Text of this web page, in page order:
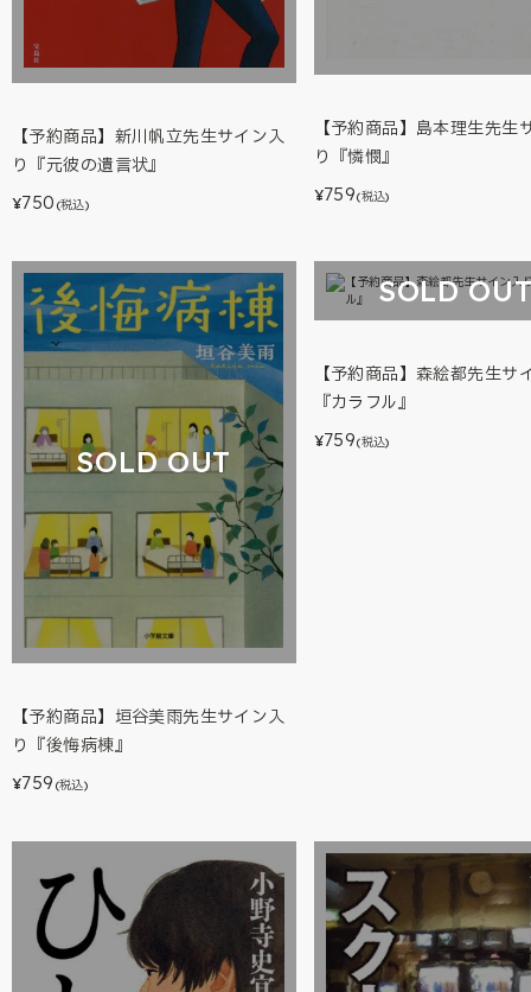
【予約商品】新川帆立先生サイン入
り『元彼の遺言状』
¥750 (税込)
【予約商品】島本理生先生
り『憐憫』
¥759(税込)
SOLD OUT
【予約商品】垣谷美雨先生サイン入
り『後悔病棟』
¥759 (税込)
SOLD
【予約商品】森絵都先生サ
『カラフル』
¥759(税込)